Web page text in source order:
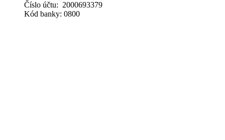
Číslo účtu: 2000693379
Kód banky: 0800